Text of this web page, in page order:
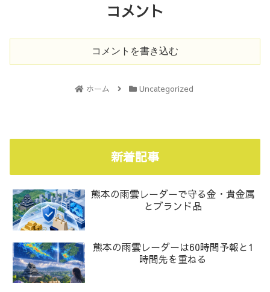
コメント
コメントを書き込む
ホーム Uncategorized
新着記事
熊本の雨雲レーダーで守る金・貴金属
とブランド品
熊本の雨雲レーダーは60時間予報と1
時間先を重ねる